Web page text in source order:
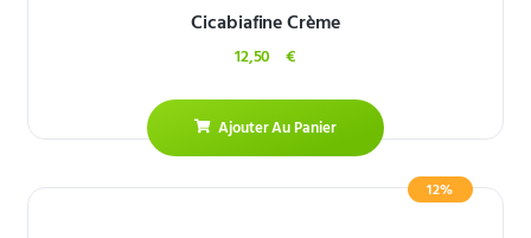
Cicabiafine Crème
12,50€
Ajouter Au Panier
12%